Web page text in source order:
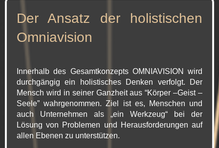
Der Ansatz der holistischen
Omniavision
Innerhalb des Gesamtkonzepts OMNIAVISION wird
durchgängig ein holistisches Denken verfolgt. Der
Mensch wird in seiner Ganzheit aus “Körper –Geist –
Seele” wahrgenommen. Ziel ist es, Menschen und
auch Unternehmen als „ein Werkzeug“ bei der
Lösung von Problemen und Herausforderungen auf
allen Ebenen zu unterstützen.